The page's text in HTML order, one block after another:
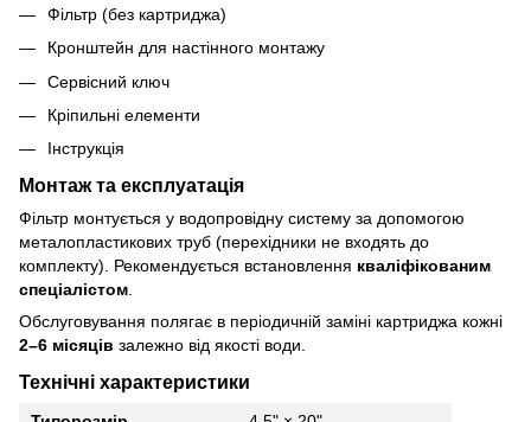
Фільтр (без картриджа)
Кронштейн для настінного монтажу
Сервісний ключ
Кріпильні елементи
Інструкція
Монтаж та експлуатація
Фільтр монтується у водопровідну систему за допомогою
металопластикових труб (перехідники не входять до
комплекту). Рекомендується встановлення кваліфікованим
спеціалістом.
Обслуговування полягає в періодичній заміні картриджа кожні
2–6 місяців залежно від якості води.
Технічні характеристики